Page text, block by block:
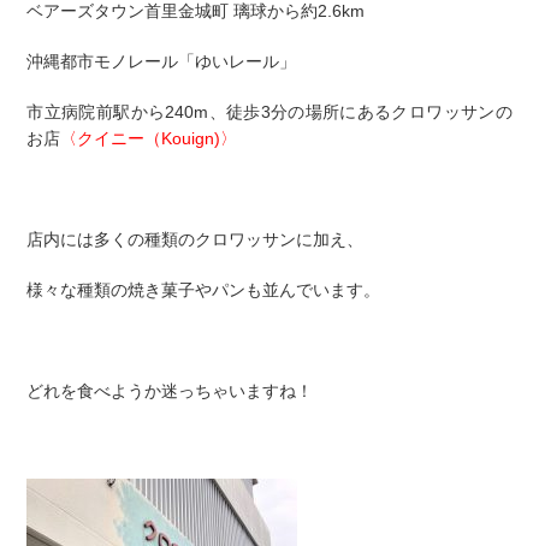
ベアーズタウン首里金城町 璃球から約2.6km
沖縄都市モノレール「ゆいレール」
市立病院前駅から240m、徒歩3分の場所にあるクロワッサンの
お店 〈クイニー（Kouign)〉
店内には多くの種類のクロワッサンに加え、
様々な種類の焼き菓子やパンも並んでいます。
どれを食べようか迷っちゃいますね！